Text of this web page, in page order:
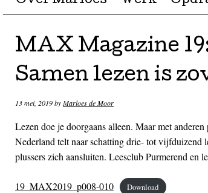
MAX Magazine
Samen lezen is
13 mei, 2019byMarloes de Moor
Lezen doe je doorgaans alleen. Maar met
Nederland telt naar schatting drie- tot
plussers zich aansluiten. Leesclub Purmerend en
19_MAX2019_p008-010 Download